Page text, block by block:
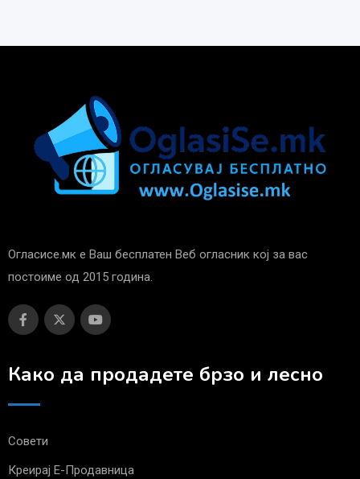
Огласисе.мк е Ваш бесплатен Веб огласник кој за вас
постоиме од 2015 година.
Како да продадете брзо и лесно
Совети
Креирај Е-Продавница